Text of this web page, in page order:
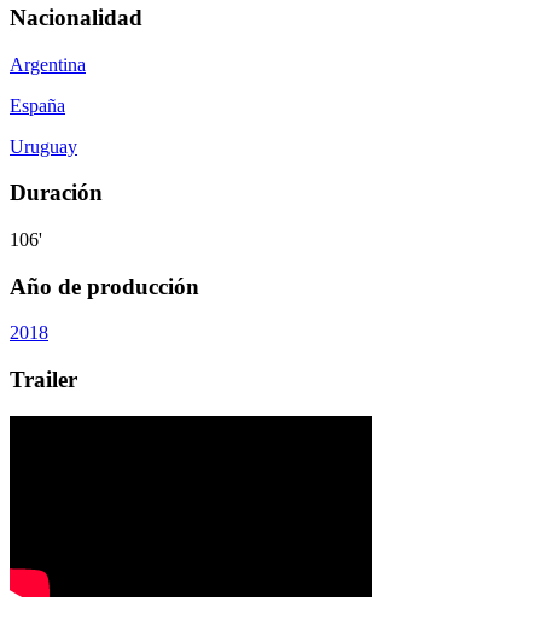
Nacionalidad
Argentina
España
Uruguay
Duración
106'
Año de producción
2018
Trailer